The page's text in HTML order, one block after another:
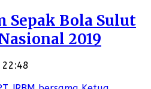
Sepak Bola Sulut
2019